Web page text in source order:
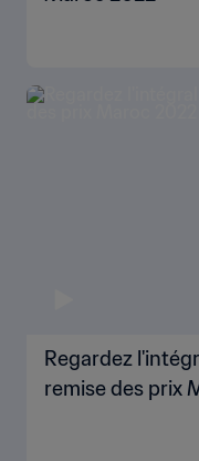
Regardez
remise des prix